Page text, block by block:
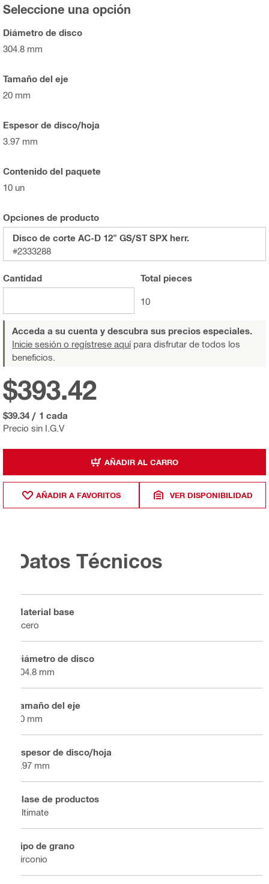
Seleccione una opción
Diámetro de disco
304.8 mm
Tamaño del eje
20 mm
Espesor de disco/hoja
3.97 mm
Contenido del paquete
10 un
Opciones de producto
Disco de corte AC-D 12" GS/ST SPX herr.
#2333288
Cantidad Total pieces
10
Acceda a su cuenta y descubra sus precios especiales.
Inicie sesión o regístrese aquípara disfrutar de todos los
beneficios.
Precio sin I.G.V
$393.42
$39.34 / 1 cada
AÑADIR AL CARRO
AÑADIR A FAVORITOS VER DISPONIBILIDAD
Datos Técnicos
Material base
Acero
Diámetro de disco
304.8 mm
Tamaño del eje
20 mm
Espesor de disco/hoja
3.97 mm
Clase de productos
Ultimate
Tipo de grano
Zirconio